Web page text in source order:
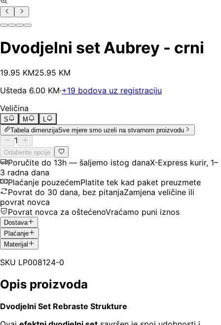
Dvodjelni set Aubrey - crni
19.95 KM25.95 KM
Ušteda 6.00 KM·+19 bodova uz registraciju
Veličina
S M
L
Tabela dimenzijaSve mjere smo uzeli na stvarnom proizvodu
1
Odaberite opcije
Poručite do 13h — šaljemo istog danaX-Express kurir, 1–
3 radna dana
Plaćanje pouzećemPlatite tek kad paket preuzmete
Povrat do 30 dana, bez pitanjaZamjena veličine ili
povrat novca
Povrat novca za oštećenoVraćamo puni iznos
Dostava
Plaćanje
Materijal
SKU LP008124-0
Opis proizvoda
Dvodjelni Set Rebraste Strukture